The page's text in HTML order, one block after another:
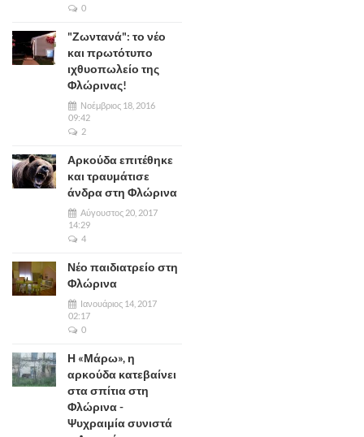
0
"Ζωντανά": το νέο
και πρωτότυπο
ιχθυοπωλείο της
Φλώρινας!
Νοέμβριος 18, 2016
09:42
2
Αρκούδα επιτέθηκε
και τραυμάτισε
άνδρα στη Φλώρινα
Αύγουστος 20, 2017
14:29
4
Νέο παιδιατρείο στη
Φλώρινα
Ιανουάριος 14, 2017
02:17
0
Η «Μάρω», η
αρκούδα κατεβαίνει
στα σπίτια στη
Φλώρινα -
Ψυχραιμία συνιστά